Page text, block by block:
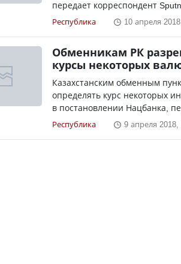
передает корреспондент
Республика 10 апреля
Обменникам РК
курсы некоторых
Казахстанским обменным
определять курс некоторых
в постановлении Нацбанка,
Республика 9 апреля 2018,